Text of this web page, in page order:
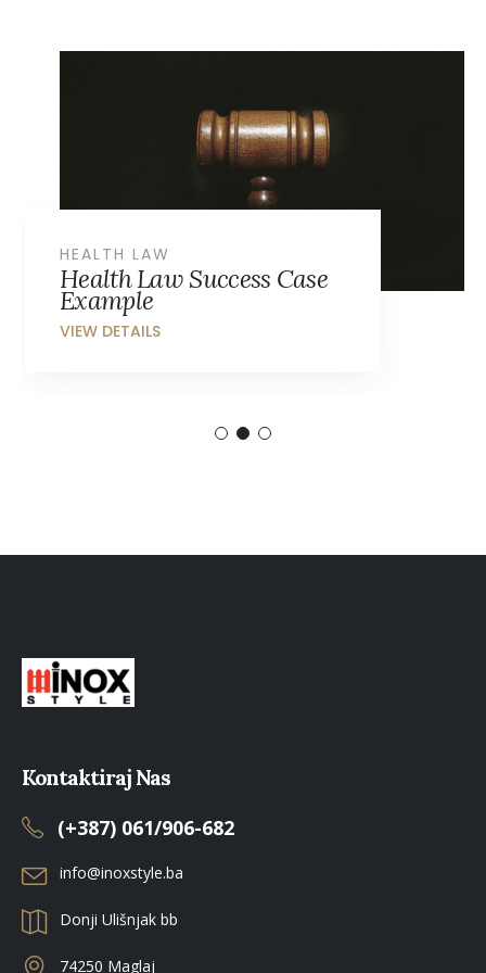
Health Law Success Case
Example
HEALTH LAW
Kontaktiraj Nas
(+387) 061/906-682
info@inoxstyle.ba
Donji Ulišnjak bb
74250 Maglaj